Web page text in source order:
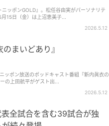
ッポンGOLD』。松任谷由実がパーソナリテ
15日（金）は上沼恵美子...
2026.5.12
まいどあり』
ッポン放送のポッドキャスト番組『新内眞衣の
の上田航平がゲスト出...
2026.5.12
全試合を含む39試合が独